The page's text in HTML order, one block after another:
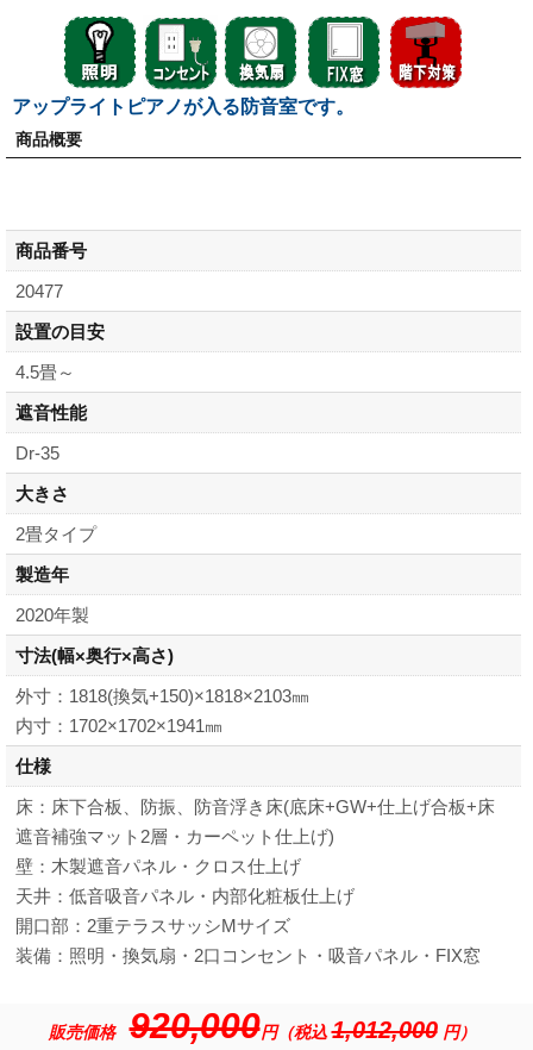
アップライトピアノが入る防音室です。
商品概要
商品番号
20477
設置の目安
4.5畳～
遮音性能
Dr-35
大きさ
2畳タイプ
製造年
2020年製
寸法(幅×奥行×高さ)
外寸：1818(換気+150)×1818×2103㎜
内寸：1702×1702×1941㎜
仕様
床：床下合板、防振、防音浮き床(底床+GW+仕上げ合板+床
遮音補強マット2層・カーペット仕上げ)
壁：木製遮音パネル・クロス仕上げ
天井：低音吸音パネル・内部化粧板仕上げ
開口部：2重テラスサッシMサイズ
装備：照明・換気扇・2口コンセント・吸音パネル・FIX窓
販売価格 920,000円（税込 1,012,000 円）